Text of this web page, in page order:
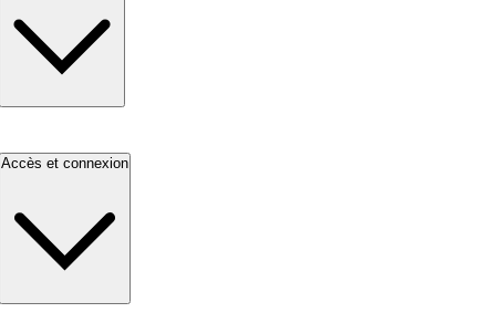
Accès et connexion